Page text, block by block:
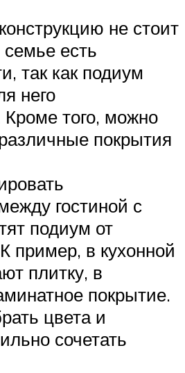
не стоит
есть
так как подиум
него
Кроме того, можно
покрытия
гостиной с
подиум от
пример, в кухонной
плитку, в
покрытие.
цвета и
сочетать